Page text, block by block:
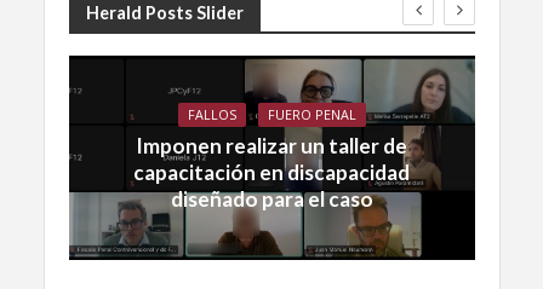
Herald Posts Slider
FALLOS FUERO PENAL
Imponen realizar un taller de
capacitación en discapacidad
diseñado para el caso